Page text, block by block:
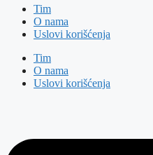
Tim
O nama
Uslovi korišćenja
Tim
O nama
Uslovi korišćenja